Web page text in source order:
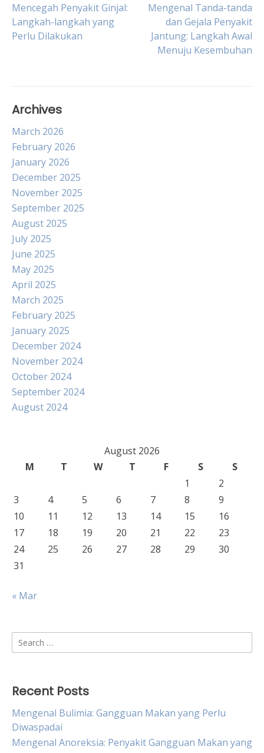
Post
navigation
Mencegah Penyakit Ginjal:
Langkah-langkah yang
Perlu Dilakukan
Mengenal Tanda-tanda
dan Gejala Penyakit
Jantung: Langkah Awal
Menuju Kesembuhan
Archives
March 2026
February 2026
January 2026
December 2025
November 2025
September 2025
August 2025
July 2025
June 2025
May 2025
April 2025
March 2025
February 2025
January 2025
December 2024
November 2024
October 2024
September 2024
August 2024
August 2026
M
T W T F S
S
1
2
3
4 5 6 7 8
9
10
11 12 13 14 15
16
17
18 19 20 21 22
23
24
25 26 27 28 29
30
31
« Mar
Search
for:
Recent Posts
Mengenal Bulimia: Gangguan Makan yang Perlu
Diwaspadai
Mengenal Anoreksia: Penyakit Gangguan Makan yang